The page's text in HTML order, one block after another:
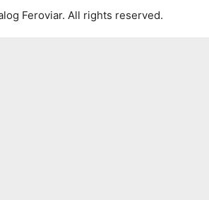
Feroviar. All rights reserved.